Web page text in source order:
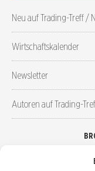
Neu auf Trading-Treff /
Wirtschaftskalender
Newsletter
Autoren auf Trading-